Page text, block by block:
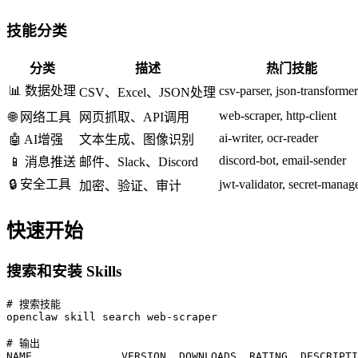
技能分类
分类 描述
热门技能
📊 数据处理 CSV、Excel、JSON处理 csv-parser, json-transformer
🌐 网络工具
网页抓取、API调用
web-scraper, http-client
🤖 AI增强
文本生成、图像识别
ai-writer, ocr-reader
📱 消息推送 邮件、Slack、Discord
discord-bot, email-sender
🔒 安全工具 加密、验证、审计 jwt-validator, secret-
快速开始
搜索和安装 Skills
# 搜索技能
openclaw skill search web-scraper
# 输出